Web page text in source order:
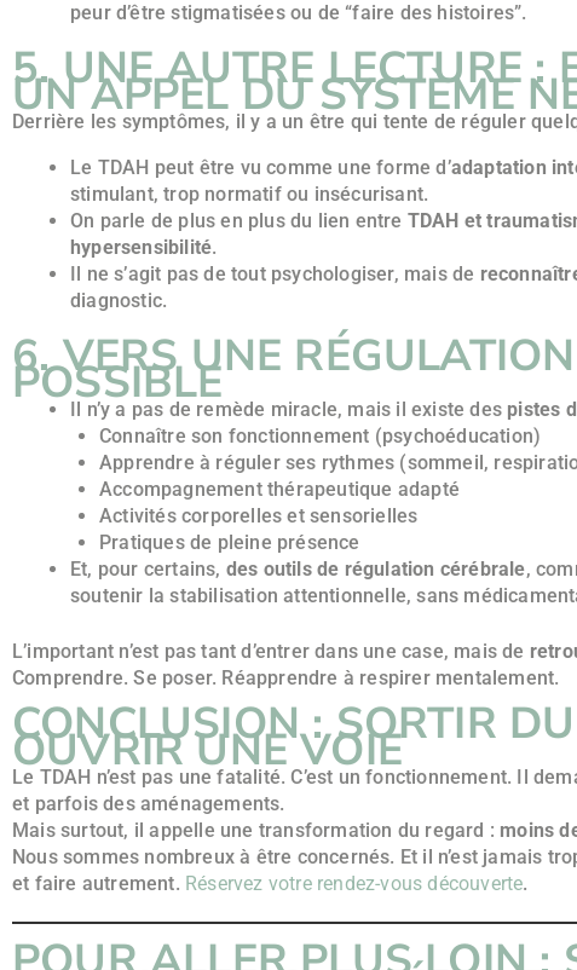
peur d’être stigmatisées ou de “faire des histoires”.
5. UNE AUTRE LECTURE :
UN APPEL DU SYSTÈME
Derrière les symptômes, il y a un être qui tente de réguler
Le TDAH peut être vu comme une forme d’adaptation
stimulant, trop normatif ou insécurisant.
On parle de plus en plus du lien entre TDAH et
hypersensibilité.
Il ne s’agit pas de tout psychologiser, mais de
diagnostic.
6. VERS UNE
POSSIBLE
Il n’y a pas de remède miracle, mais il existe des pistes
Connaître son fonctionnement (psychoéducation)
Apprendre à réguler ses rythmes (sommeil,
Accompagnement thérapeutique adapté
Activités corporelles et sensorielles
Pratiques de pleine présence
Et, pour certains, des outils de régulation cérébrale,
soutenir la stabilisation attentionnelle, sans
L’important n’est pas tant d’entrer dans une case, mais de
Comprendre. Se poser. Réapprendre à respirer mentalement.
CONCLUSION : SORTIR
OUVRIR UNE VOIE
Le TDAH n’est pas une fatalité. C’est un fonctionnement. Il
et parfois des aménagements.
Mais surtout, il appelle une transformation du regard : moins
Nous sommes nombreux à être concernés. Et il n’est jamais
et faire autrement. Réservez votre rendez-vous découverte.